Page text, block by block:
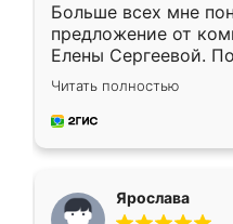
Больше всех мне
предложение от
Елены Сергеевой.
короткие сроки
для замера
предложил по моему
Читать полностью
Ярослава